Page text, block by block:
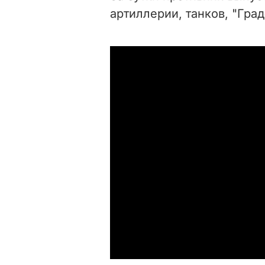
артиллерии, танков,